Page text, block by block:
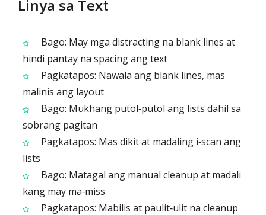
Linya sa Text
Bago: May mga distracting na blank lines at
hindi pantay na spacing ang text
Pagkatapos: Nawala ang blank lines, mas
malinis ang layout
Bago: Mukhang putol‑putol ang lists dahil sa
sobrang pagitan
Pagkatapos: Mas dikit at madaling i‑scan ang
lists
Bago: Matagal ang manual cleanup at madali
kang may ma‑miss
Pagkatapos: Mabilis at paulit‑ulit na cleanup